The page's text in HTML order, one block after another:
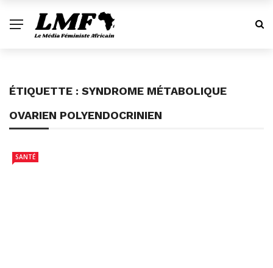
ÉTIQUETTE : SYNDROME MÉTABOLIQUE
OVARIEN POLYENDOCRINIEN
SANTÉ